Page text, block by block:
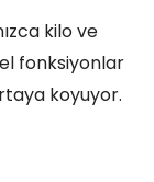
kilo ve
fonksiyonlar
koyuyor.